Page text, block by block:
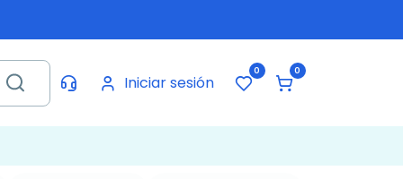
Iniciar sesión
0 0